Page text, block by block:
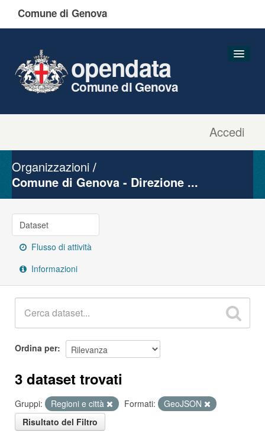
Comune di Genova
Accedi
opendata
Comune di Genova
Gruppi
Organizzazioni
Comune di Genova - Direzione ...
Dataset
Flusso di attività
Informazioni
Ordina per
3 dataset trovati
Gruppi: Regioni e città Formati:
GeoJSON
Risultato del Filtro